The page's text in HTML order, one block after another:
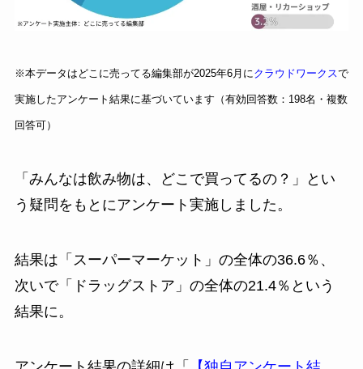
※本データはどこに売ってる編集部が2025年6月にクラウドワークスで
実施したアンケート結果に基づいています（有効回答数：198名・複数
回答可）
「みんなは飲み物は、どこで買ってるの？」とい
う疑問をもとにアンケート実施しました。
結果は「スーパーマーケット」の全体の36.6％、
次いで「ドラッグストア」の全体の21.4％という
結果に。